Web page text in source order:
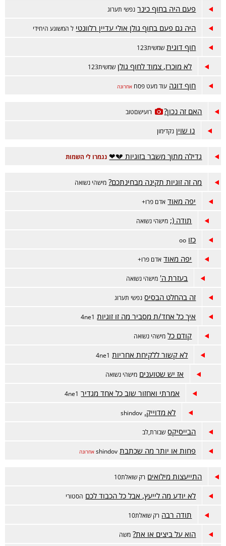
פעם היה בחוף כינר נפשי תערוג
היה גם פעם בחוף גולן אולי עדיין רלוונטי ל המשוגע היחידי
חוף דוגית שמשית123
לא מוכרז, צמוד לחוף גולן שמשית123
חוף דוגה עוד מעט פסח אחרונה
האם זה נכון? רועישםטוב
נו שוין נקדימון
גדילה מתוך משבר בזוגיות 💔❤ נגמרו לי השמות
מה זה זוגיות תקינה מבחינתכם? מישהי נשואה
יפה מאוד אדם פרו+
תודה (; מישהי נשואה
כזו oo
יפה מאוד אדם פרו+
בעזרת ה' מישהי נשואה
זה בהחלט הבסיס נפשי תערוג
איך כל אחד/ת מסביר מה זו זוגיות 4ne1
קודם כל מישהי נשואה
לא קשור ללקיחת אחריות 4ne1
אז יש שטוענים מישהי נשואה
אמרתי ואחזור שוב כל אחד מגדיר 4ne1
לא מדוייק. shindov
הבייסיקס שבורת,לב
פחות או יותר מה שכתבת shindov אחרונה
התייעצות מילואים רק שואלת10
לא יודע מה לייעץ, אבל כל הכבוד לכם הסטורי
תודה רבה רק שואלת10
הוא על ביצים או את? משה